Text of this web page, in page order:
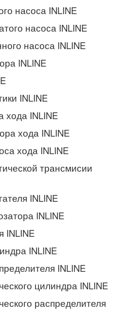
насоса INLINE
насоса INLINE
насоса INLINE
INLINE
INLINE
хода INLINE
хода INLINE
хода INLINE
трансмисии
INLINE
INLINE
INLINE
INLINE
INLINE
цилиндра INLINE
распределителя